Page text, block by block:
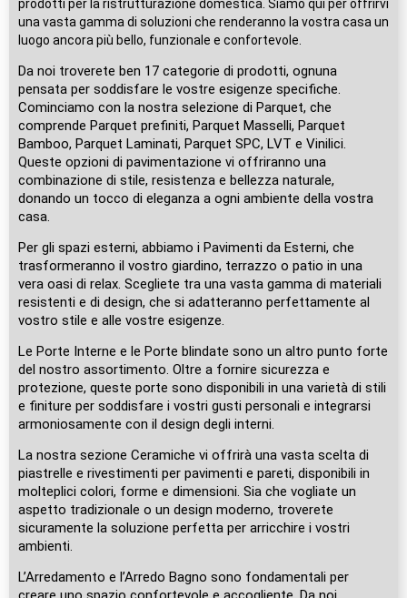
prodotti per la ristrutturazione domestica. Siamo qui per offrirvi
una vasta gamma di soluzioni che renderanno la vostra casa un
luogo ancora più bello, funzionale e confortevole.
Da noi troverete ben 17 categorie di prodotti, ognuna
pensata per soddisfare le vostre esigenze specifiche.
Cominciamo con la nostra selezione di Parquet, che
comprende Parquet prefiniti, Parquet Masselli, Parquet
Bamboo, Parquet Laminati, Parquet SPC, LVT e Vinilici.
Queste opzioni di pavimentazione vi offriranno una
combinazione di stile, resistenza e bellezza naturale,
donando un tocco di eleganza a ogni ambiente della vostra
casa.
Per gli spazi esterni, abbiamo i Pavimenti da Esterni, che
trasformeranno il vostro giardino, terrazzo o patio in una
vera oasi di relax. Scegliete tra una vasta gamma di materiali
resistenti e di design, che si adatteranno perfettamente al
vostro stile e alle vostre esigenze.
Le Porte Interne e le Porte blindate sono un altro punto forte
del nostro assortimento. Oltre a fornire sicurezza e
protezione, queste porte sono disponibili in una varietà di stili
e finiture per soddisfare i vostri gusti personali e integrarsi
armoniosamente con il design degli interni.
La nostra sezione Ceramiche vi offrirà una vasta scelta di
piastrelle e rivestimenti per pavimenti e pareti, disponibili in
molteplici colori, forme e dimensioni. Sia che vogliate un
aspetto tradizionale o un design moderno, troverete
sicuramente la soluzione perfetta per arricchire i vostri
ambienti.
L’Arredamento e l’Arredo Bagno sono fondamentali per